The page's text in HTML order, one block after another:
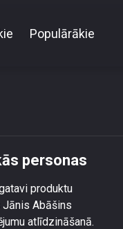
Populārākie
personas
produktu
Abāšins
atlīdzināšanā.